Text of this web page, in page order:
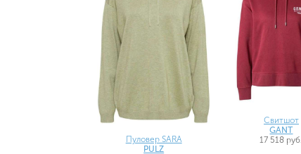
Пуловер SARA
PULZ
Свитшот
GANT
17 518 руб.